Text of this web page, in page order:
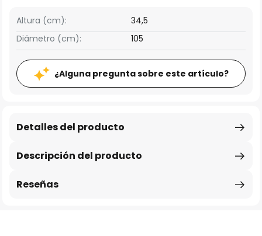
Altura (cm):
34,5
Diámetro (cm):
105
¿Alguna pregunta sobre este artículo?
Descripción del producto
Detalles del producto
Reseñas